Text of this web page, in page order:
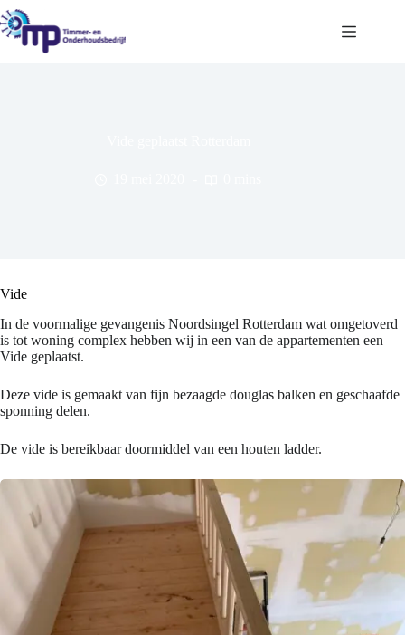
Ga
naar
de
Vide
In de voormalige gevangenis Noordsingel Rotterdam wat omgetoverd
is tot woning complex hebben wij in een van de appartementen een
Vide geplaatst.
Deze vide is gemaakt van fijn bezaagde douglas balken en geschaafde
sponning delen.
De vide is bereikbaar doormiddel van een houten ladder.